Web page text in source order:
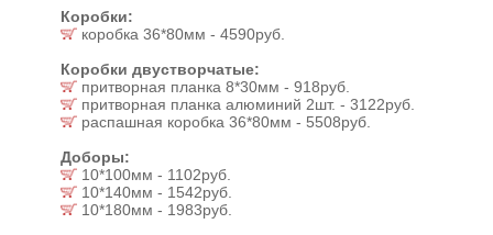
Коробки:
коробка 36*80мм - 4590руб.
Коробки двустворчатые:
притворная планка 8*30мм - 918руб.
притворная планка алюминий 2шт. - 3122руб.
распашная коробка 36*80мм - 5508руб.
Доборы:
10*100мм - 1102руб.
10*140мм - 1542руб.
10*180мм - 1983руб.